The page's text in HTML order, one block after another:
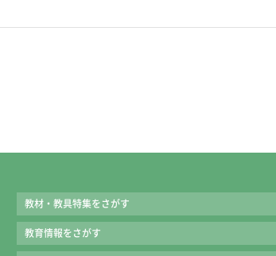
製。
転がりにくい、六角軸。
的な、使いやすい軽さの筆です。
教材・教具特集をさがす
教育情報をさがす